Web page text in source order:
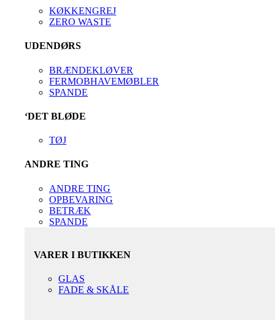
KØKKENGREJ
ZERO WASTE
UDENDØRS
BRÆNDEKLØVER
FERMOBHAVEMØBLER
SPANDE
‘DET BLØDE
TØJ
ANDRE TING
ANDRE TING
OPBEVARING
BETRÆK
SPANDE
VARER I BUTIKKEN
GLAS
FADE & SKÅLE